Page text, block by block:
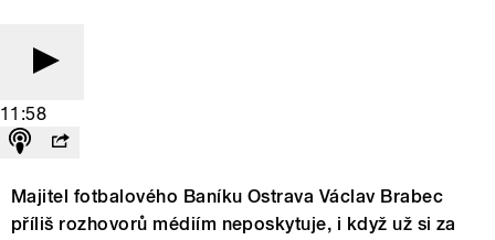
11:58
Majitel fotbalového Baníku Ostrava Václav Brabec
příliš rozhovorů médiím neposkytuje, i když už si za